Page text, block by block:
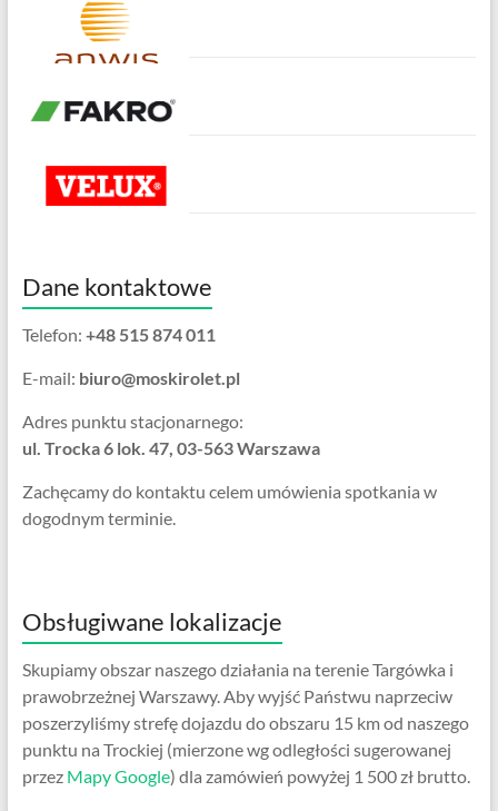
Dane kontaktowe
Telefon: +48 515 874 011
E-mail: biuro@moskirolet.pl
Adres punktu stacjonarnego:
ul. Trocka 6 lok. 47, 03-563 Warszawa
Zachęcamy do kontaktu celem umówienia spotkania w
dogodnym terminie.
Obsługiwane lokalizacje
Skupiamy obszar naszego działania na terenie Targówka i
prawobrzeżnej Warszawy. Aby wyjść Państwu naprzeciw
poszerzyliśmy strefę dojazdu do obszaru 15 km od naszego
punktu na Trockiej (mierzone wg odległości sugerowanej
przez Mapy Google) dla zamówień powyżej 1 500 zł brutto.